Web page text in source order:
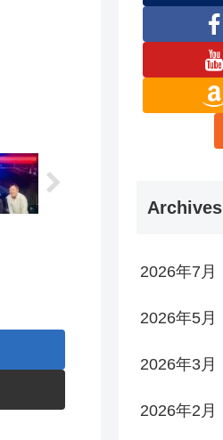
Archives
2026年7月
2026年5月
2026年3月
2026年2月